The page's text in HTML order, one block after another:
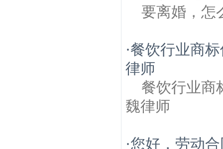
要离婚，怎
·餐饮行业商
律师
餐饮行业商
魏律师
·您好，劳动